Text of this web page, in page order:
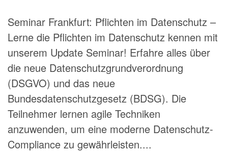
Seminar Frankfurt: Pflichten im Datenschutz –
Lerne die Pflichten im Datenschutz kennen mit
unserem Update Seminar! Erfahre alles über
die neue Datenschutzgrundverordnung
(DSGVO) und das neue
Bundesdatenschutzgesetz (BDSG). Die
Teilnehmer lernen agile Techniken
anzuwenden, um eine moderne Datenschutz-
Compliance zu gewährleisten....